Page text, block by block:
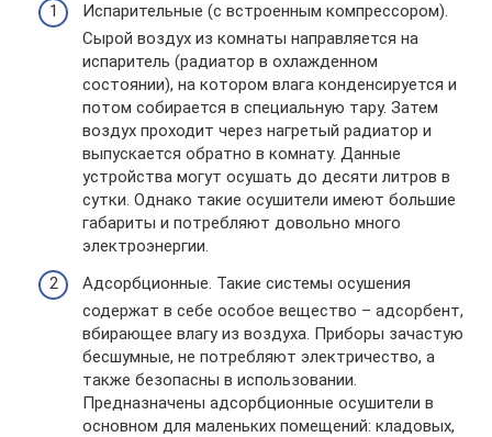
Испарительные (с встроенным компрессором).
Сырой воздух из комнаты направляется на
испаритель (радиатор в охлажденном
состоянии), на котором влага конденсируется и
потом собирается в специальную тару. Затем
воздух проходит через нагретый радиатор и
выпускается обратно в комнату. Данные
устройства могут осушать до десяти литров в
сутки. Однако такие осушители имеют большие
габариты и потребляют довольно много
электроэнергии.
Адсорбционные. Такие системы осушения
содержат в себе особое вещество – адсорбент,
вбирающее влагу из воздуха. Приборы зачастую
бесшумные, не потребляют электричество, а
также безопасны в использовании.
Предназначены адсорбционные осушители в
основном для маленьких помещений: кладовых,